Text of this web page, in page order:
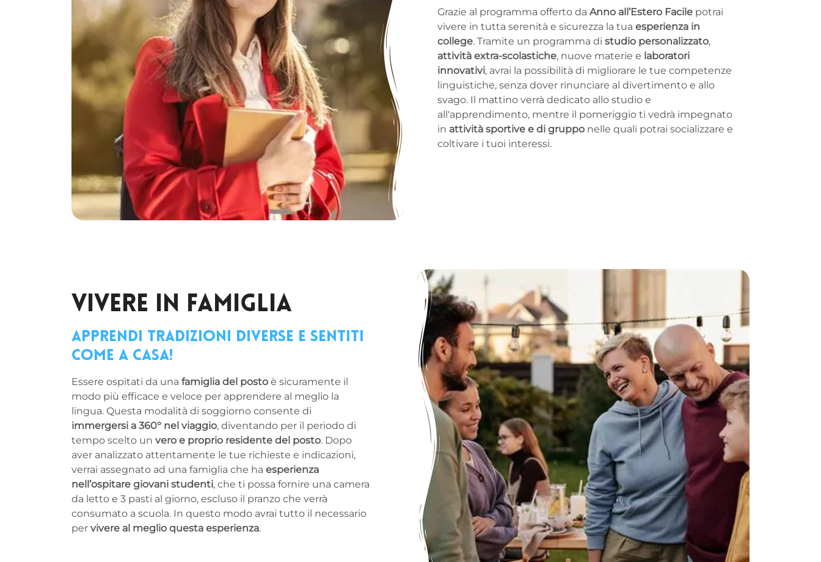
Grazie al programma offerto daAnno all’Estero Facile potrai
vivere in tutta serenità e sicurezza la tuaesperienza in
college. Tramite un programma di studio personalizzato,
attività extra-scolastiche, nuove materie e laboratori
innovativi, avrai la possibilità di migliorare le tue competenze
linguistiche, senza dover rinunciare al divertimento e allo
svago. Il mattino verrà dedicato allo studio e
all'apprendimento, mentre il pomeriggio ti vedrà impegnato
in attività sportive e di gruppo nelle quali potrai socializzare e
coltivare i tuoi interessi.
VIVERE IN FAMIGLIA
Apprendi tradizioni diverse e sentiti
come a casa!
Essere ospitati da una famiglia del posto è sicuramente il
modo più efficace e veloce per apprendere al meglio la
lingua. Questa modalità di soggiorno consente di
immergersi a 360° nel viaggio, diventando per il periodo di
tempo scelto un vero e proprio residente del posto. Dopo
aver analizzato attentamente le tue richieste e indicazioni,
verrai assegnato ad una famiglia che ha esperienza
nell’ospitare giovani studenti, che ti possa fornire una camera
da letto e 3 pasti al giorno, escluso il pranzo che verrà
consumato a scuola. In questo modo avrai tutto il necessario
per vivere al meglio questa esperienza.